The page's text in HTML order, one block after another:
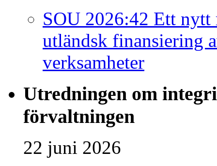
SOU 2026:42 Ett
utländsk finansiering
verksamheter
Utredningen om
förvaltningen
22 juni 2026